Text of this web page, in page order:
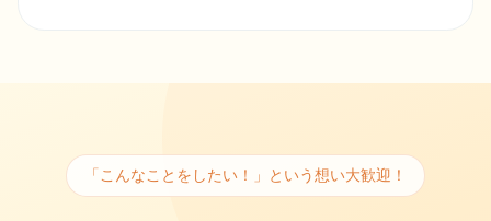
「こんなことをしたい！」という想い大歓迎！